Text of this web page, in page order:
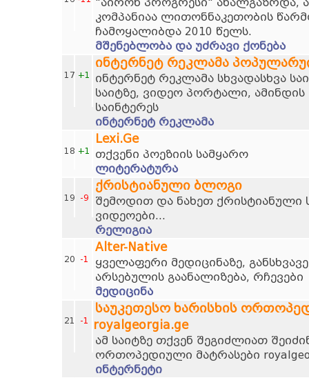
"აირონ პროგრესი" ახალგაზრდა,
კომპანიაა ლითონნაკეთობის
ჩამოყალიბდა 2010 წელს.
მშენებლობა და უძრავი ქონება
17 +1
ინტერნეტ რეკლამა
ინტერნეტ რეკლამა სხვადასხვა
საიტზე, ვიდეო პორტალი,
საინტერეს
ინტერნეტ რეკლამა
18 +1
Lexi.Ge
თქვენი პოეზიის სამყარო
ლიტერატურა
19 -9
ქრისტიანული ბლოგი
შემოდით და ნახეთ ქრისტიანული
ვიდეოები...
რელიგია
20 -1
Alter-Native
ყველაფერი მედიცინაზე,
არსებულის გაანალიზება, რჩევები
მედიცინა
21 -1
საუკეთესო ხარისხის
royalgeorgia.ge
ამ საიტზე თქვენ შეგიძლიათ
ორთოპედიული მატრასები
ინტერნეტი